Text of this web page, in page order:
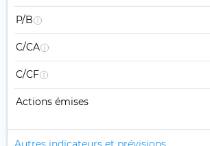
P/B
C/CA
C/CF
Actions émises